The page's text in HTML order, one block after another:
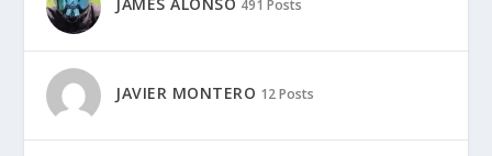
491 Posts
JAVIER MONTERO 12 Posts